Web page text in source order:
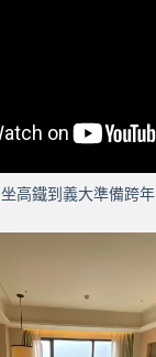
坐高鐵到義大準備跨年